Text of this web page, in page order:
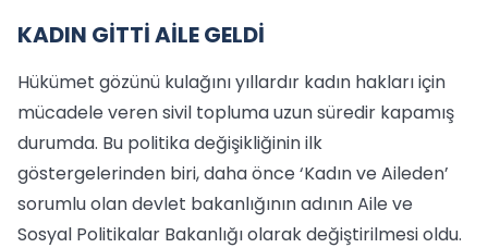
KADIN GİTTİ AİLE GELDİ
Hükümet gözünü kulağını yıllardır kadın hakları için
mücadele veren sivil topluma uzun süredir kapamış
durumda. Bu politika değişikliğinin ilk
göstergelerinden biri, daha önce ‘Kadın ve Aileden’
sorumlu olan devlet bakanlığının adının Aile ve
Sosyal Politikalar Bakanlığı olarak değiştirilmesi oldu.